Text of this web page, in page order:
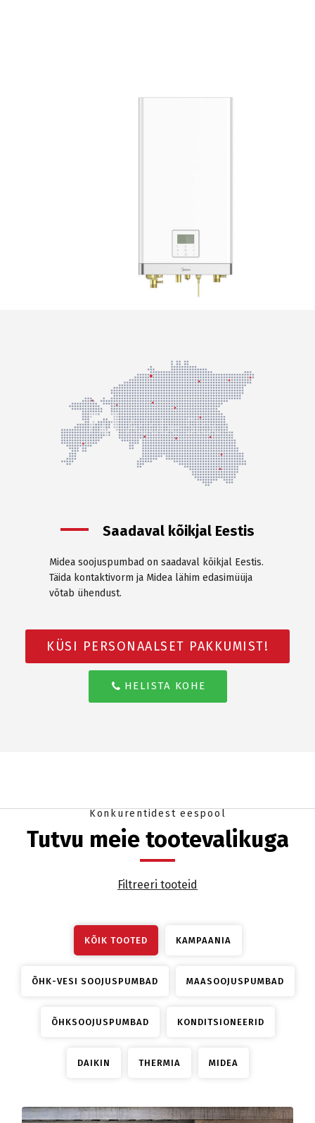
Saadaval kõikjal Eestis
Midea soojuspumbad on saadaval kõikjal Eestis.
Täida kontaktivorm ja Midea lähim edasimüüja
võtab ühendust.
KÜSI PERSONAALSET PAKKUMIST!
HELISTA KOHE
Konkurentidest eespool
Tutvu meie tootevalikuga
Filtreeri tooteid
KÕIK TOOTED KAMPAANIA
ÕHK-VESI SOOJUSPUMBAD MAASOOJUSPUMBAD
ÕHKSOOJUSPUMBAD KONDITSIONEERID
DAIKIN THERMIA MIDEA